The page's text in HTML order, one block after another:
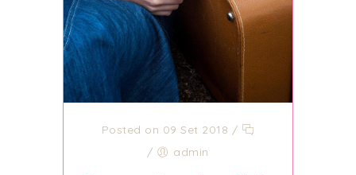
Posted on 09 Set 2018 /
/
admin